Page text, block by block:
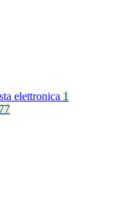
elettronica 1
77